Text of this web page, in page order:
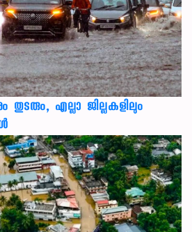
തുടരും, എല്ലാ ജില്ലകളിലും